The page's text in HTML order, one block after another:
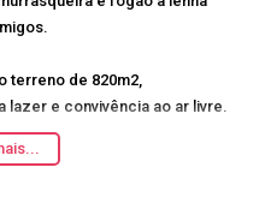
terreno de 820m2,
e convivência ao ar livre.
seguro, essa casa é ideal para